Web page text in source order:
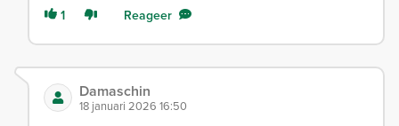
1 Reageer
Damaschin
18 januari 2026 16:50